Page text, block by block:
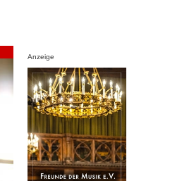
Anzeige